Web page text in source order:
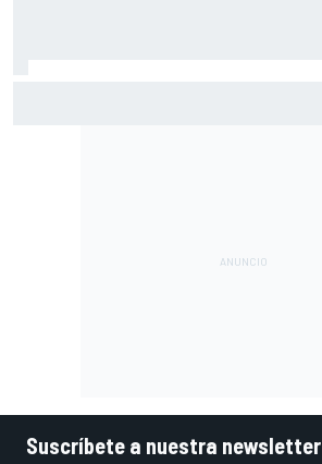
Suscríbete a nuestra newsletter